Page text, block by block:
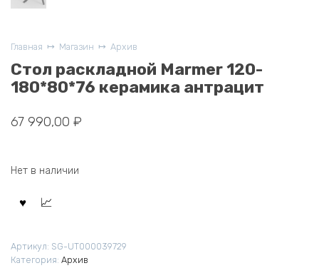
Главная Магазин Архив
Стол раскладной Marmer 120-
180*80*76 керамика антрацит
67 990,00 ₽
Нет в наличии
Артикул: SG-UT000039729
Категория: Архив